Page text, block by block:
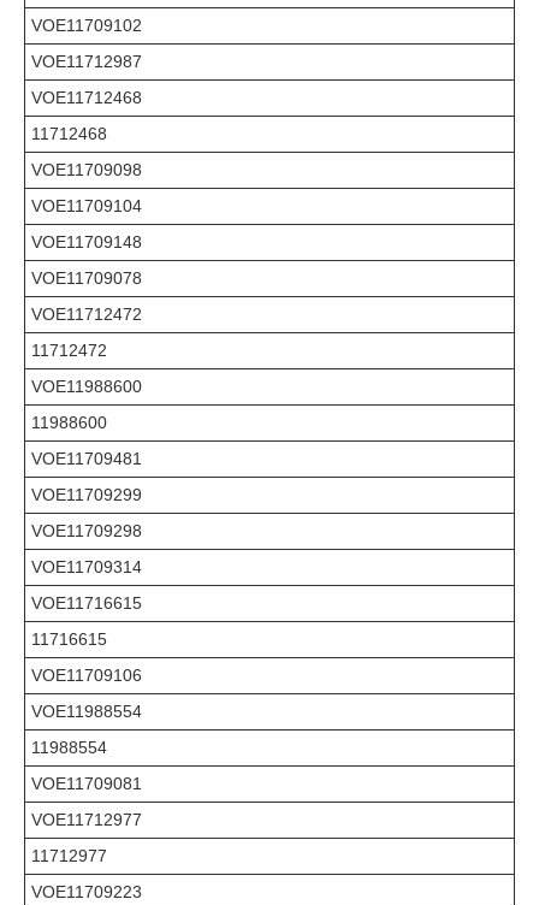
VOE11709102
VOE11712987
VOE11712468
11712468
VOE11709098
VOE11709104
VOE11709148
VOE11709078
VOE11712472
11712472
VOE11988600
11988600
VOE11709481
VOE11709299
VOE11709298
VOE11709314
VOE11716615
11716615
VOE11709106
VOE11988554
11988554
VOE11709081
VOE11712977
11712977
VOE11709223